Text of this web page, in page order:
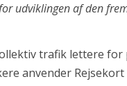
udviklingen af den
trafik lettere
anvender